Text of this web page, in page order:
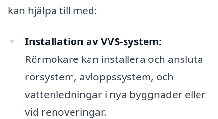
kan hjälpa till med:
Installation av VVS-system:
Rörmokare kan installera och ansluta
rörsystem, avloppssystem, och
vattenledningar i nya byggnader eller
vid renoveringar.